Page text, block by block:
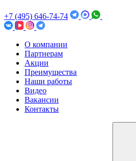
+7 (495) 646-74-74
О компании
Партнерам
Акции
Преимущества
Наши работы
Видео
Вакансии
Контакты